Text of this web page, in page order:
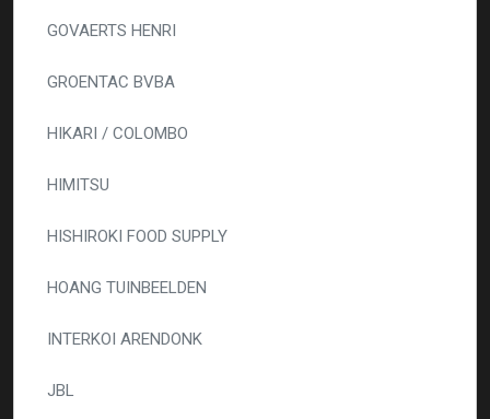
GOVAERTS HENRI
GROENTAC BVBA
HIKARI / COLOMBO
HIMITSU
HISHIROKI FOOD SUPPLY
HOANG TUINBEELDEN
INTERKOI ARENDONK
JBL